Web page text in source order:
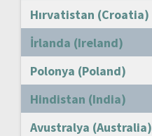
Hırvatistan (Croatia)
İrlanda (Ireland)
Polonya (Poland)
Hindistan (India)
Avustralya (Australia)